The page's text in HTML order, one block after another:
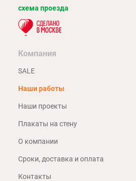
схема проезда
Компания
SALE
Наши работы
Наши проекты
Плакаты на стену
О компании
Сроки, доставка и оплата
Контакты